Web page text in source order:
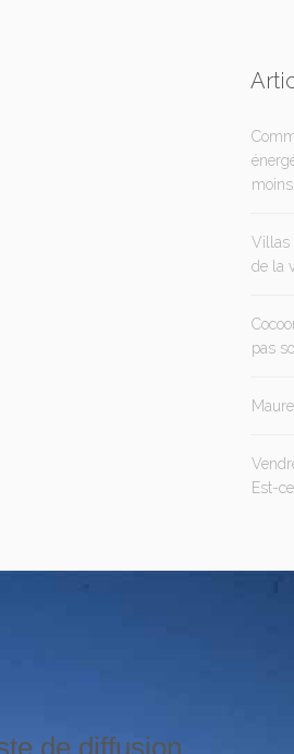
Villas
de la
pas
Est-